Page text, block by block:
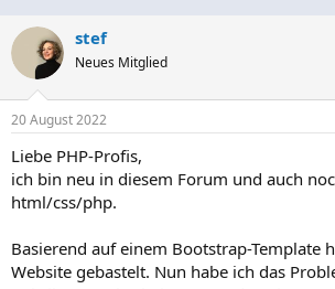
stef
Neues Mitglied
20 August 2022
Liebe PHP-Profis,
ich bin neu in diesem Forum und auch
html/css/php.
Basierend auf einem Bootstrap-Template
Website gebastelt. Nun habe ich das